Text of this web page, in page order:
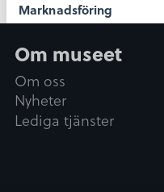
Marknadsföring
Om museet
Om oss
Nyheter
Lediga tjänster